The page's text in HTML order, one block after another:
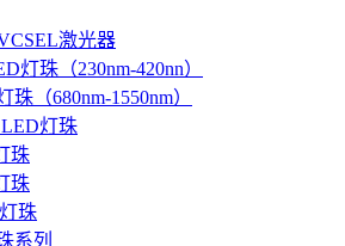
激光器
灯珠（230nm-420nn）
珠（680nm-1550nm）
灯珠
珠
珠
珠
系列